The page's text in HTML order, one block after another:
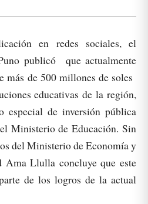
en redes sociales, el
publicó que actualmente
más de 500 millones de soles
educativas de la región,
especial de inversión pública
Ministerio de Educación. Sin
del Ministerio de Economía y
Ama Llulla concluye que este
de los logros de la actual